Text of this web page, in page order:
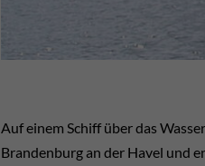
Auf einem Schiff über das
Brandenburg an der Havel und